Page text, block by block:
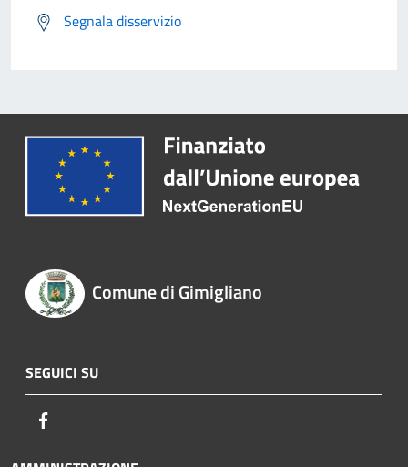
Segnala disservizio
Comune di Gimigliano
SEGUICI SU